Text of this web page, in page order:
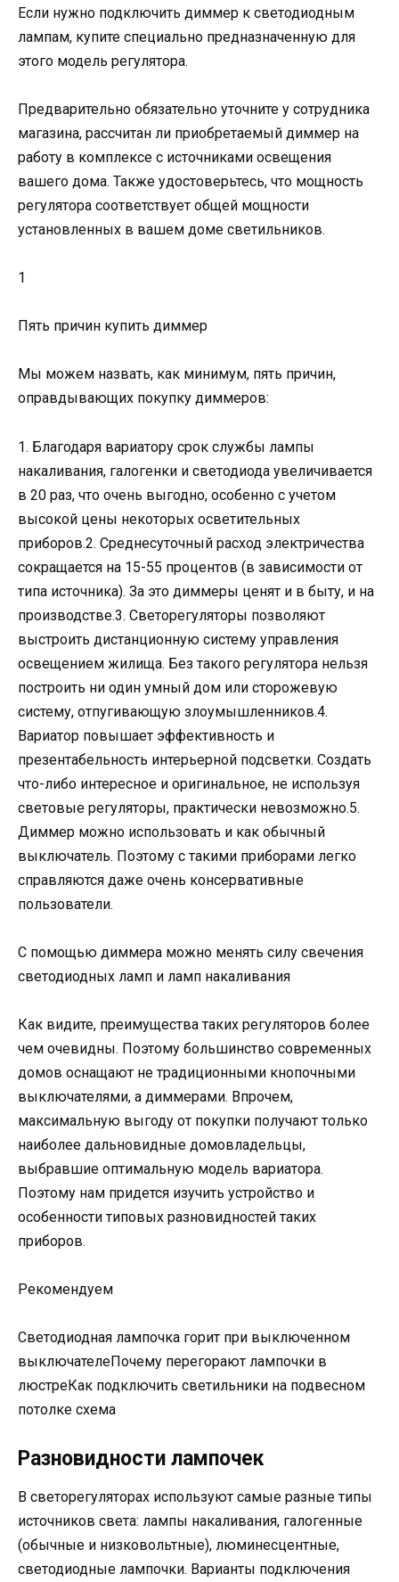
Если нужно подключить диммер к светодиодным
лампам, купите специально предназначенную для
этого модель регулятора.
Предварительно обязательно уточните у сотрудника
магазина, рассчитан ли приобретаемый диммер на
работу в комплексе с источниками освещения
вашего дома. Также удостоверьтесь, что мощность
регулятора соответствует общей мощности
установленных в вашем доме светильников.
1
Пять причин купить диммер
Мы можем назвать, как минимум, пять причин,
оправдывающих покупку диммеров:
1. Благодаря вариатору срок службы лампы
накаливания, галогенки и светодиода увеличивается
в 20 раз, что очень выгодно, особенно с учетом
высокой цены некоторых осветительных
приборов.2. Среднесуточный расход электричества
сокращается на 15-55 процентов (в зависимости от
типа источника). За это диммеры ценят и в быту, и на
производстве.3. Светорегуляторы позволяют
выстроить дистанционную систему управления
освещением жилища. Без такого регулятора нельзя
построить ни один умный дом или сторожевую
систему, отпугивающую злоумышленников.4.
Вариатор повышает эффективность и
презентабельность интерьерной подсветки. Создать
что-либо интересное и оригинальное, не используя
световые регуляторы, практически невозможно.5.
Диммер можно использовать и как обычный
выключатель. Поэтому с такими приборами легко
справляются даже очень консервативные
пользователи.
С помощью диммера можно менять силу свечения
светодиодных ламп и ламп накаливания
Как видите, преимущества таких регуляторов более
чем очевидны. Поэтому большинство современных
домов оснащают не традиционными кнопочными
выключателями, а диммерами. Впрочем,
максимальную выгоду от покупки получают только
наиболее дальновидные домовладельцы,
выбравшие оптимальную модель вариатора.
Поэтому нам придется изучить устройство и
особенности типовых разновидностей таких
приборов.
Рекомендуем
Светодиодная лампочка горит при выключенном
выключателеПочему перегорают лампочки в
люстреКак подключить светильники на подвесном
потолке схема
Разновидности лампочек
В светорегуляторах используют самые разные типы
источников света: лампы накаливания, галогенные
(обычные и низковольтные), люминесцентные,
светодиодные лампочки. Варианты подключения